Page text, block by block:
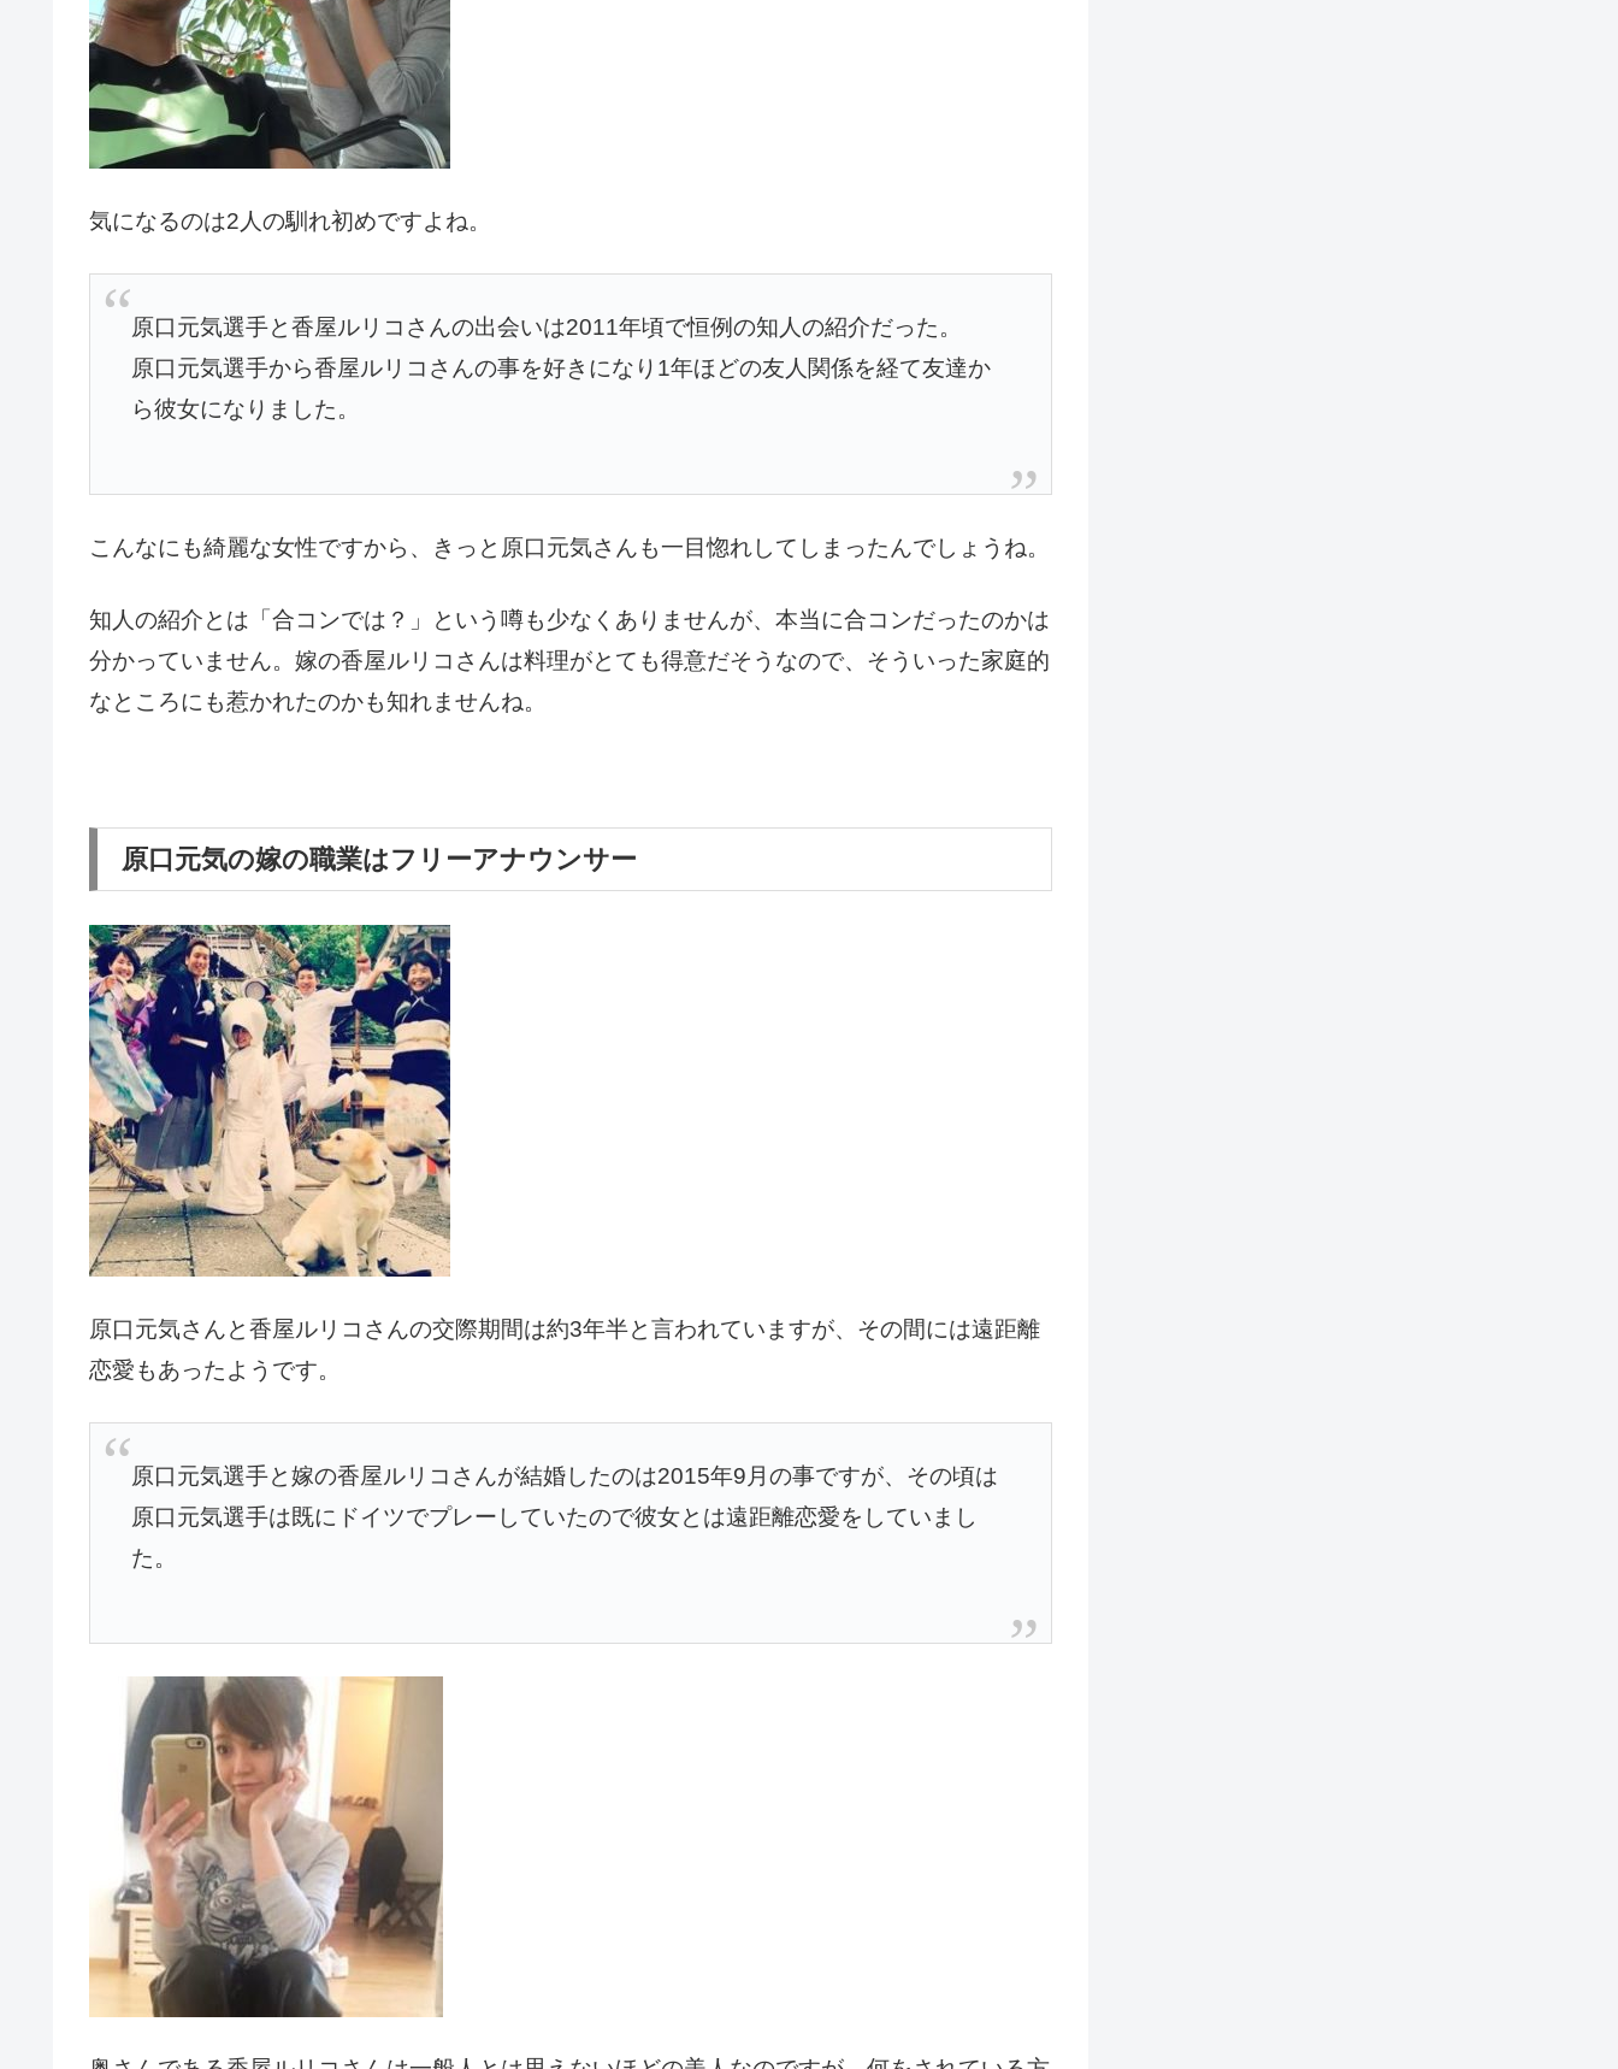
気になるのは2人の馴れ初めですよね。
原口元気選手と香屋ルリコさんの出会いは2011年頃で恒例の知人の紹介だった。
原口元気選手から香屋ルリコさんの事を好きになり1年ほどの友人関係を経て友達か
ら彼女になりました。
こんなにも綺麗な女性ですから、きっと原口元気さんも一目惚れしてしまったんでしょうね。
知人の紹介とは「合コンでは？」という噂も少なくありませんが、本当に合コンだったのかは
分かっていません。嫁の香屋ルリコさんは料理がとても得意だそうなので、そういった家庭的
なところにも惹かれたのかも知れませんね。
原口元気の嫁の職業はフリーアナウンサー
原口元気さんと香屋ルリコさんの交際期間は約3年半と言われていますが、その間には遠距離
恋愛もあったようです。
原口元気選手と嫁の香屋ルリコさんが結婚したのは2015年9月の事ですが、その頃は
原口元気選手は既にドイツでプレーしていたので彼女とは遠距離恋愛をしていまし
た。